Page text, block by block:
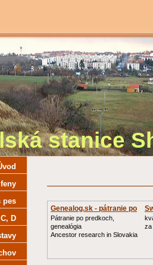
stanice
Genealog.sk - pátranie po
Pátranie po predkoch,
genealógia
Ancestor research in Slovakia
za
feny
pes
D